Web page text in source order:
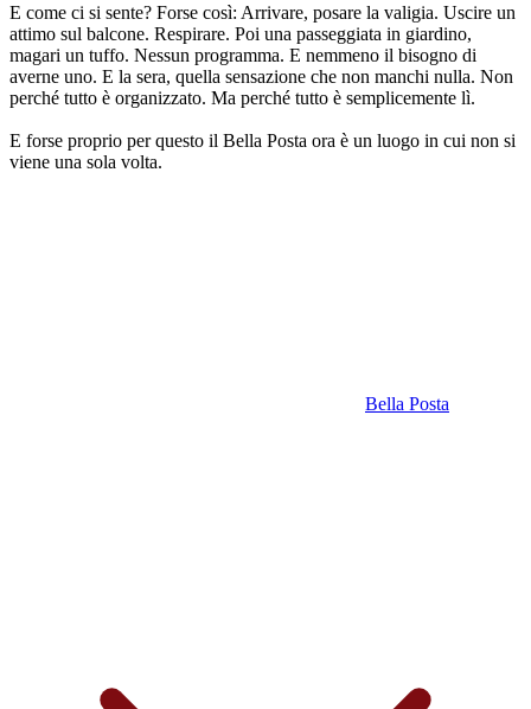
E come ci si sente? Forse così: Arrivare, posare la valigia. Uscire un
attimo sul balcone. Respirare. Poi una passeggiata in giardino,
magari un tuffo. Nessun programma. E nemmeno il bisogno di
averne uno. E la sera, quella sensazione che non manchi nulla. Non
perché tutto è organizzato. Ma perché tutto è semplicemente lì.
E forse proprio per questo il Bella Posta ora è un luogo in cui non si
viene una sola volta.
Bella Posta